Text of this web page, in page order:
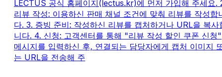
LECTUS 공식 홈페이지(lectus.kr)에 먼저 가입해 주세요.
리뷰 작성: 이용하신 판매 채널 조건에 맞춰 리뷰를 작성합
다. 3. 증빙 준비: 작성하신 리뷰를 캡처하거나 URL을 복사
니다. 4. 신청: 고객센터를 통해 "리뷰 작성 할인 쿠폰 신청"
메시지를 입력하신 후, 연결되는 담당자에게 캡처 이미지
는 URL을 전송해 주